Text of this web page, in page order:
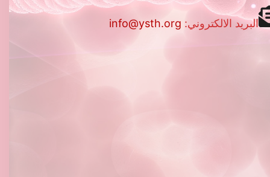
البريد الالكتروني: info@ysth.org